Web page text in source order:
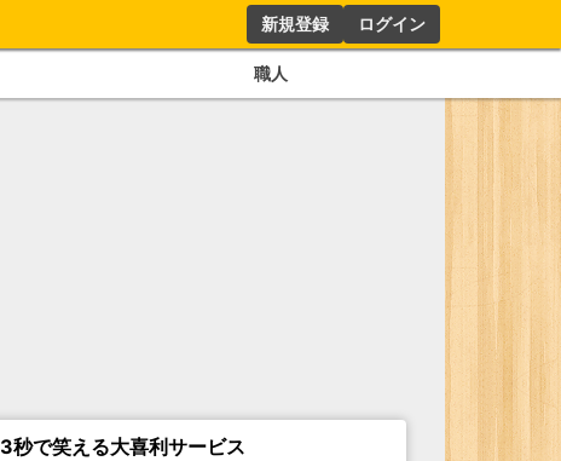
新規登録 ログイン
職人
3秒で笑える大喜利サービス